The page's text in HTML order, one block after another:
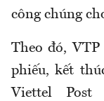
công chúng
Theo đó, VTP
phiếu, kết
Viettel